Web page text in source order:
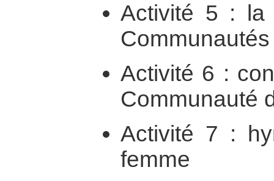
Activité 5 : la
Activité 6 :
Communauté
Activité 7 :
femme